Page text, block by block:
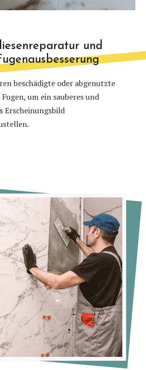
und
beschädigte oder abgenutzte
um ein sauberes und
Erscheinungsbild